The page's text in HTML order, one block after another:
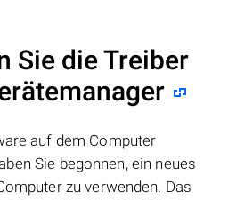
Sie die Treiber
auf dem Computer
Sie begonnen, ein neues
zu verwenden. Das